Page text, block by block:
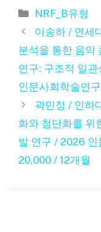
카
테
고
리
NRF_B유형
이송하 / 연세
분석을 통한 음악
연구: 구조적 일
인문사회학술연
곽민정 / 인하
화와 첨단화를 위
발 연구 / 2026
20,000 / 12개월